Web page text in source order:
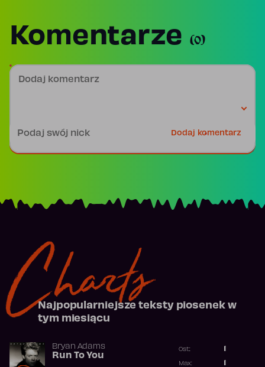
Komentarze (0)
Dodaj komentarz
Dodaj komentarz
Charts
Najpopularniejsze teksty piosenek w
tym miesiącu
Bryan Adams
Run To You
Ost.:
Max: